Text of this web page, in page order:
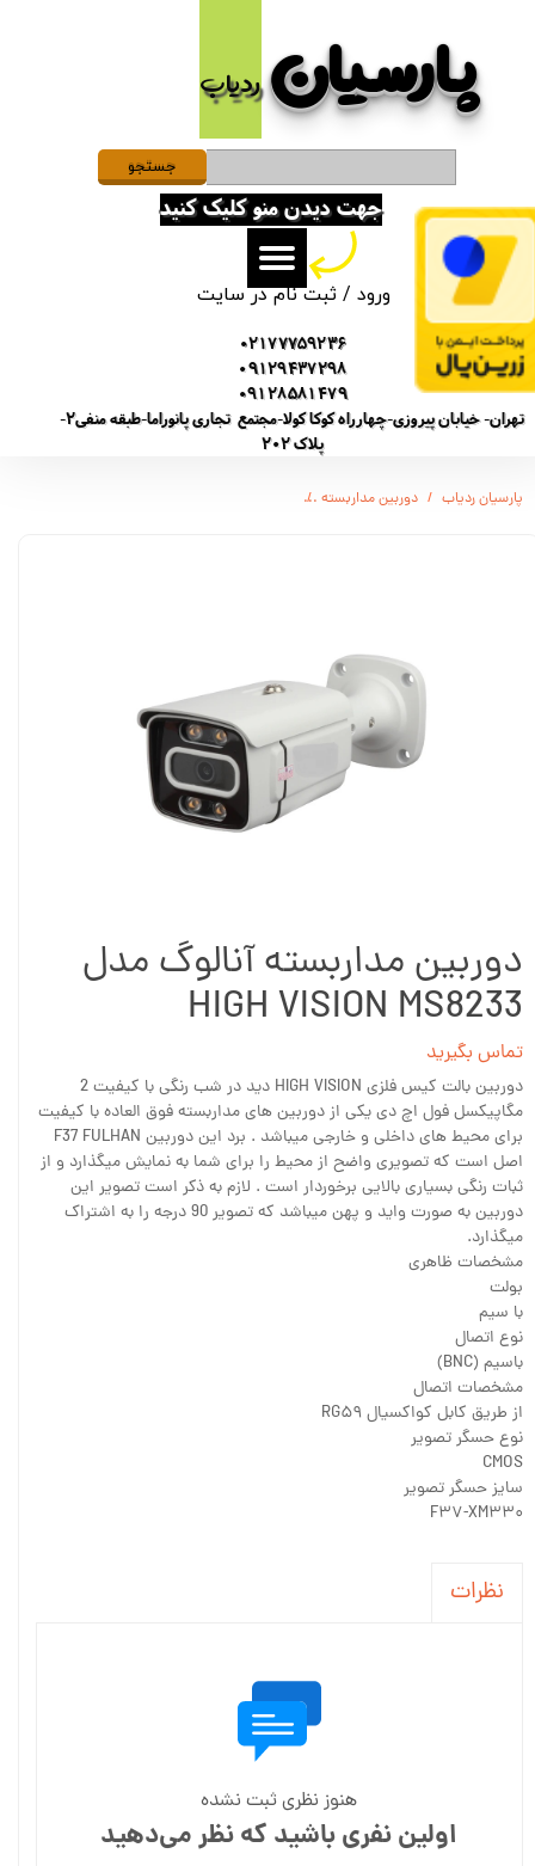
پارسیان​​​​​​​ردیاب
ورود /ثبت نام در سایت
حساب کاربری من
تغییر گذر واژه
سفارشات
خروج از حساب کاربری
02177759236
09129437298
09128581479
تهران- خیابان پیروزی-چهارراه کوکا کولا-مجتمع تجاری پانوراما-طبقه منفی2-
پلاک 202
جهت دیدن منو کلیک کنید
جستجو
پارسیان ردیاب دوربین مداربسته
دوربین مداربسته آنالوگ مدل
HIGH VISION MS8233
تماس بگیرید
دوربین بالت کیس فلزی HIGH VISION دید در شب رنگی با کیفیت 2
مگاپیکسل فول اچ دی یکی از دوربین های مداربسته فوق العاده با کیفیت
برای محیط های داخلی و خارجی میباشد . برد این دوربین F37 FULHAN
اصل است که تصویری واضح از محیط را برای شما به نمایش میگذارد و از
ثبات رنگی بسیاری بالایی برخوردار است . لازم به ذکر است تصویر این
دوربین به صورت واید و پهن میباشد که تصویر 90 درجه را به اشتراک
میگذارد.
مشخصات ظاهری
بولت
با سیم
نوع اتصال
باسیم (BNC)
مشخصات اتصال
از طریق کابل کواکسیال RG۵۹
نوع حسگر تصویر
CMOS
سایز حسگر تصویر
F۳۷-XM۳۳۰
نظرات
هنوز نظری ثبت نشده
اولین نفری باشید که نظر می‌دهید